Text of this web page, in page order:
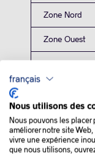
Zone Nord
Zone Ouest
Zone Sud
français
Nous utilisons des
Nous pouvons les placer
améliorer notre site
vivre une expérience
que nous utilisons,